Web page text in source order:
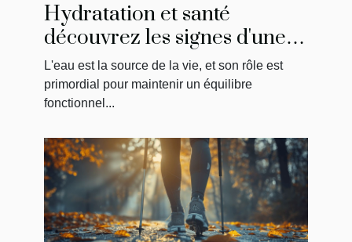
Hydratation et santé
découvrez les signes d'une
hydratation insuffisante
souvent ignorés
L'eau est la source de la vie, et son rôle est
primordial pour maintenir un équilibre
fonctionnel...